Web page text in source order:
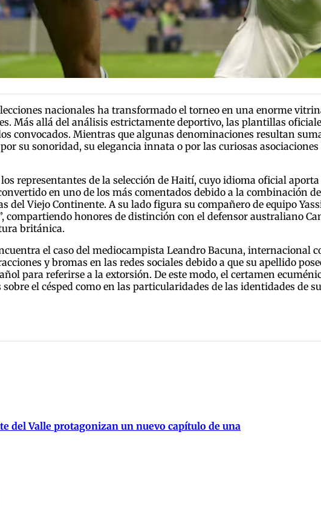
nacionales ha transformado el torneo en una enorme
Más allá del análisis estrictamente deportivo, las plantillas
convocados. Mientras que algunas denominaciones resultan
su sonoridad, su elegancia innata o por las curiosas
representantes de la selección de Haití, cuyo idioma oficial
en uno de los más comentados debido a la combinación
del Viejo Continente. A su lado figura su compañero de equipo
compartiendo honores de distinción con el defensor australiano
británica.
el caso del mediocampista Leandro Bacuna, internacional
y bromas en las redes sociales debido a que su apellido
para referirse a la extorsión. De este modo, el certamen
el césped como en las particularidades de las identidades de
del Valle protagonizan un nuevo capítulo de una